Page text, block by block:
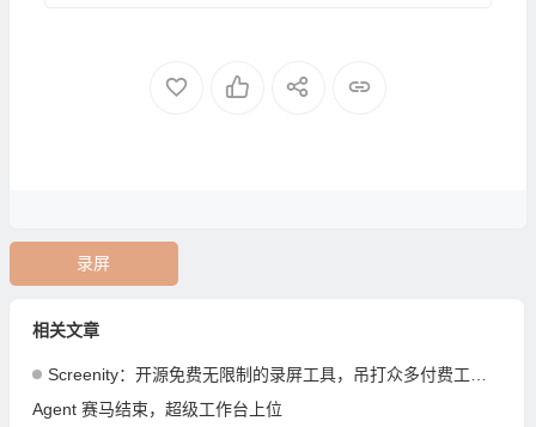
录屏
相关文章
Screenity：开源免费无限制的录屏工具，吊打众多付费工具！
Agent 赛马结束，超级工作台上位